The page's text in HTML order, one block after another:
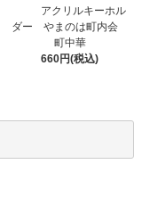
アクリルキーホル
ダー やまのは町内会
町中華
660円(税込)